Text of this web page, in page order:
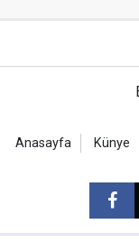
Anasayfa Künye